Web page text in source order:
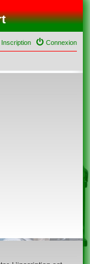
Connexion
Inscription